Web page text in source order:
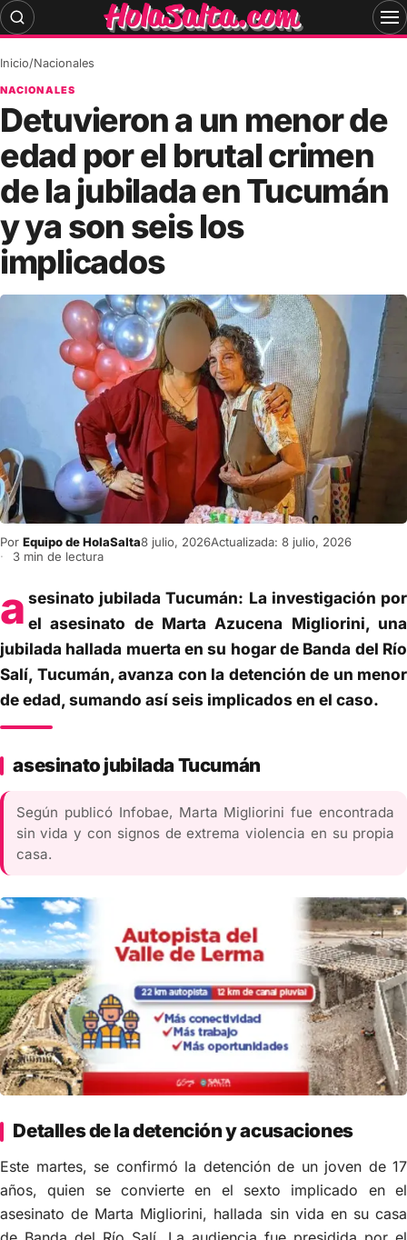
Skip
to
Inicio/Nacionales
NACIONALES
Detuvieron a un menor de
edad por el brutal crimen
de la jubilada en Tucumán
y ya son seis los
implicados
Por Equipo de HolaSalta8 julio, 2026Actualizada: 8 julio, 2026
3 min de lectura
a sesinato jubilada Tucumán: La investigación por
el asesinato de Marta Azucena Migliorini, una
jubilada hallada muerta en su hogar de Banda del Río
Salí, Tucumán, avanza con la detención de un menor
de edad, sumando así seis implicados en el caso.
asesinato jubilada Tucumán
Según publicó Infobae, Marta Migliorini fue encontrada
sin vida y con signos de extrema violencia en su propia
casa.
Detalles de la detención y acusaciones
Este martes, se confirmó la detención de un joven de 17
años, quien se convierte en el sexto implicado en el
asesinato de Marta Migliorini, hallada sin vida en su casa